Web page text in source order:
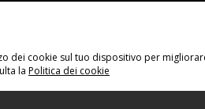
Scegli Il Tuo Paese
dei cookie sul tuo dispositivo per
la Politica dei cookie